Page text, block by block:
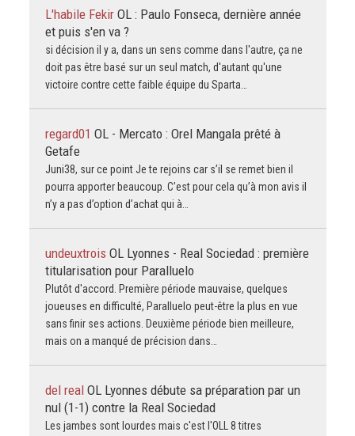
L'habile Fekir OL : Paulo Fonseca, dernière année
et puis s'en va ?
si décision il y a, dans un sens comme dans l'autre, ça ne
doit pas être basé sur un seul match, d'autant qu'une
victoire contre cette faible équipe du Sparta…
regard01 OL - Mercato : Orel Mangala prêté à
Getafe
Juni38, sur ce point Je te rejoins car s’il se remet bien il
pourra apporter beaucoup. C’est pour cela qu’à mon avis il
n’y a pas d’option d’achat qui à…
undeuxtrois OL Lyonnes - Real Sociedad : première
titularisation pour Paralluelo
Plutôt d'accord. Première période mauvaise, quelques
joueuses en difficulté, Paralluelo peut-être la plus en vue
sans finir ses actions. Deuxième période bien meilleure,
mais on a manqué de précision dans…
del real OL Lyonnes débute sa préparation par un
nul (1-1) contre la Real Sociedad
Les jambes sont lourdes mais c'est l'OLL 8 titres